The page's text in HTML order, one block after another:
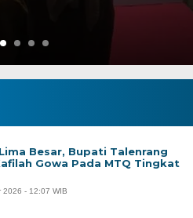
Besar, Bupati Talenrang
Gowa Pada MTQ Tingkat
2026 - 12:07 WIB